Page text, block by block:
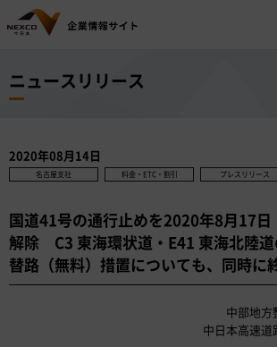
ニュースリリース
2020年08月14日
名古屋支社 料金・ETC・割引 プレスリリース
国道41号の通行止めを2020年8月17日
解除 C3 東海環状道・E41 東海北陸
替路（無料）措置についても、同時に
中部地方
中日本高速道